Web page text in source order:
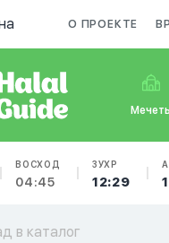
О ПРОЕКТЕ
Мечеть
ВОСХОД
04:45
ЗУХР
12:29
в каталог